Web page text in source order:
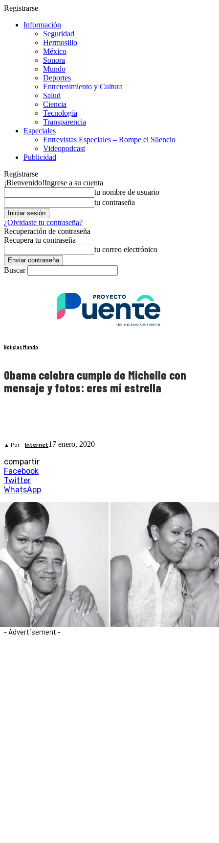
Registrarse
Información
Seguridad
Hermosillo
México
Sonora
Mundo
Deportes
Entretenimiento y Cultura
Salud
Ciencia
Tecnología
Transparencia
Especiales
Entrevistas Especiales – Rompe el Silencio
Videopodcast
Publicidad
Registrarse
¡Bienvenido!Ingrese a su cuenta
tu nombre de usuario
tu contraseña
¿Olvidaste tu contraseña?
Recuperación de contraseña
Recupera tu contraseña
tu correo electrónico
Buscar
Noticias Mundo
Obama celebra cumple de Michelle con
mensaje y fotos: eres mi estrella
▲ Por Internet17 enero, 2020
compartir
Facebook
Twitter
WhatsApp
- Advertisement -